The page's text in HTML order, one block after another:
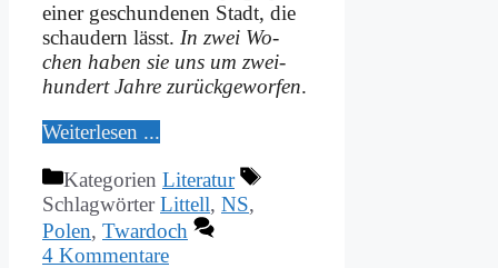
ei­ner ge­schun­de­nen Stadt, die
schau­dern lässt. In zwei Wo­
chen ha­ben sie uns um zwei­
hun­dert Jah­re zurückge­worfen.
Wei­ter­le­sen ...
Kategorien Literatur
SchlagwörterLittell, NS,
Polen, Twardoch
4 Kommentare